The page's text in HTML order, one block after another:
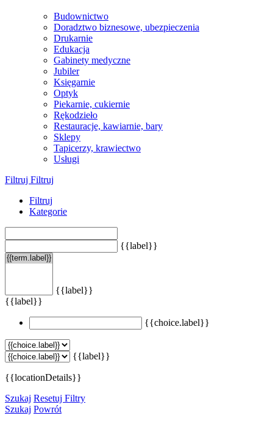
Budownictwo
Doradztwo biznesowe, ubezpieczenia
Drukarnie
Edukacja
Gabinety medyczne
Jubiler
Księgarnie
Optyk
Piekarnie, cukiernie
Rękodzieło
Restauracje, kawiarnie, bary
Sklepy
Tapicerzy, krawiectwo
Usługi
Filtruj Filtruj
Filtruj
Kategorie
{{label}}
{{label}}
{{label}}
{{choice.label}}
{{label}}
{{locationDetails}}
Szukaj Resetuj Filtry
Szukaj Powrót